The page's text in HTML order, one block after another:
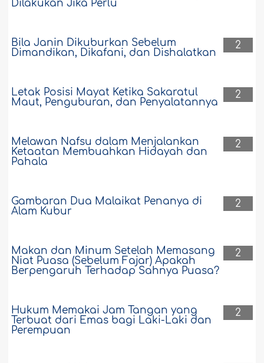
Dilakukan Jika Perlu
2
Bila Janin Dikuburkan Sebelum
Dimandikan, Dikafani, dan Dishalatkan
2
Letak Posisi Mayat Ketika Sakaratul
Maut, Penguburan, dan Penyalatannya
2
Melawan Nafsu dalam Menjalankan
Ketaatan Membuahkan Hidayah dan
Pahala
2
Gambaran Dua Malaikat Penanya di
Alam Kubur
2
Makan dan Minum Setelah Memasang
Niat Puasa (Sebelum Fajar) Apakah
Berpengaruh Terhadap Sahnya Puasa?
2
Hukum Memakai Jam Tangan yang
Terbuat dari Emas bagi Laki-Laki dan
Perempuan